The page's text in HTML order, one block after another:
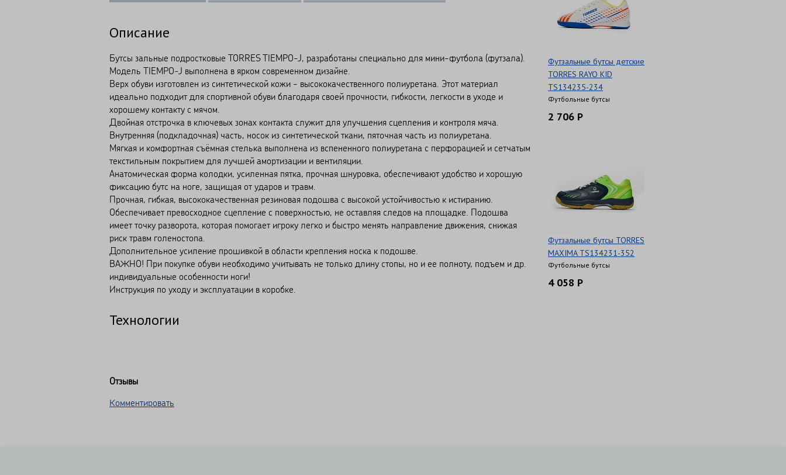
Описание
Бутсы зальные подростковые TORRES TIEMPO-J, разработаны специально для мини-футбола (футзала).
Модель TIEMPO-J выполнена в ярком современном дизайне.
Верх обуви изготовлен из синтетической кожи - высококачественного полиуретана. Этот материал
идеально подходит для спортивной обуви благодаря своей прочности, гибкости, легкости в уходе и
хорошему контакту с мячом.
Двойная отстрочка в ключевых зонах контакта служит для улучшения сцепления и контроля мяча.
Внутренняя (подкладочная) часть, носок из синтетической ткани, пяточная часть из полиуретана.
Мягкая и комфортная cъёмная стелька выполнена из вспененного полиуретана с перфорацией и сетчатым
текстильным покрытием для лучшей амортизации и вентиляции.
Анатомическая форма колодки, усиленная пятка, прочная шнуровка, обеспечивают удобство и хорошую
фиксацию бутс на ноге, защищая от ударов и травм.
Прочная, гибкая, высококачественная резиновая подошва с высокой устойчивостью к истиранию.
Обеспечивает превосходное сцепление с поверхностью, не оставляя следов на площадке. Подошва
имеет точку разворота, которая помогает игроку легко и быстро менять направление движения, снижая
риск травм голеностопа.
Дополнительное усиление прошивкой в области крепления носка к подошве.
ВАЖНО! При покупке обуви необходимо учитывать не только длину стопы, но и ее полноту, подъем и др.
индивидуальные особенности ноги!
Инструкция по уходу и эксплуатации в коробке.
Технологии
Футзальные бутсы детские
TORRES RAYO KID
TS134235-234
Футбольные бутсы
2 706 Р
Футзальные бутсы TORRES
MAXIMA TS134231-352
Футбольные бутсы
4 058 Р
Отзывы
Комментировать